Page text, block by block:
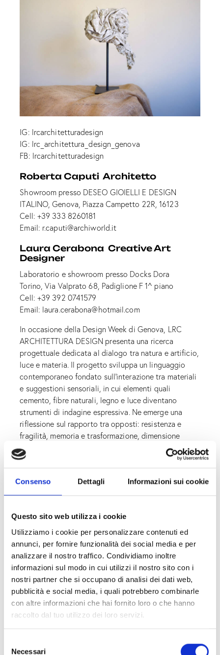
Consenso Dettagli Informazioni sui cookie
Questo sito web utilizza i cookie
Utilizziamo i cookie per personalizzare contenuti ed
annunci, per fornire funzionalità dei social media e per
analizzare il nostro traffico. Condividiamo inoltre
informazioni sul modo in cui utilizzi il nostro sito con i
nostri partner che si occupano di analisi dei dati web,
pubblicità e social media, i quali potrebbero combinarle
con altre informazioni che hai fornito loro o che hanno
raccolto dal tuo utilizzo dei loro servizi.
Necessari
IG: lrcarchitetturadesign
IG: lrc_architettura_design_genova
FB: lrcarchitetturadesign
Roberta Caputi Architetto
Showroom presso DESEO GIOIELLI E DESIGN
ITALINO, Genova, Piazza Campetto 22R, 16123
Cell: +39 333 8260181
Email: r.caputi@archiworld.it
Laura Cerabona Creative Art
Designer
Laboratorio e showroom presso Docks Dora
Torino, Via Valprato 68, Padiglione F 1^ piano
Cell: +39 392 0741579
Email: laura.cerabona@hotmail.com
In occasione della Design Week di Genova, LRC
ARCHITETTURA DESIGN presenta una ricerca
progettuale dedicata al dialogo tra natura e artificio,
luce e materia. Il progetto sviluppa un linguaggio
contemporaneo fondato sull’interazione tra materiali
e suggestioni sensoriali, in cui elementi quali
cemento, fibre naturali, legno e luce diventano
strumenti di indagine espressiva. Ne emerge una
riflessione sul rapporto tra opposti: resistenza e
fragilità, memoria e trasformazione, dimensione
organica e costruita.
LRC ARCHITETTURA DESIGN, marchio fondato nel
2017 dall’artista Laura Cerabona e dall’architetto
Roberta Caputi integra progettazione architettonica
e ricerca artistica in un percorso coerente di